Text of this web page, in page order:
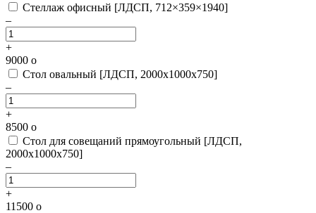
Стеллаж офисный [ЛДСП, 712×359×1940]
–
+
9000 o
Стол овальный [ЛДСП, 2000х1000х750]
–
+
8500 o
Стол для совещаний прямоугольный [ЛДСП,
2000х1000х750]
–
+
11500 o